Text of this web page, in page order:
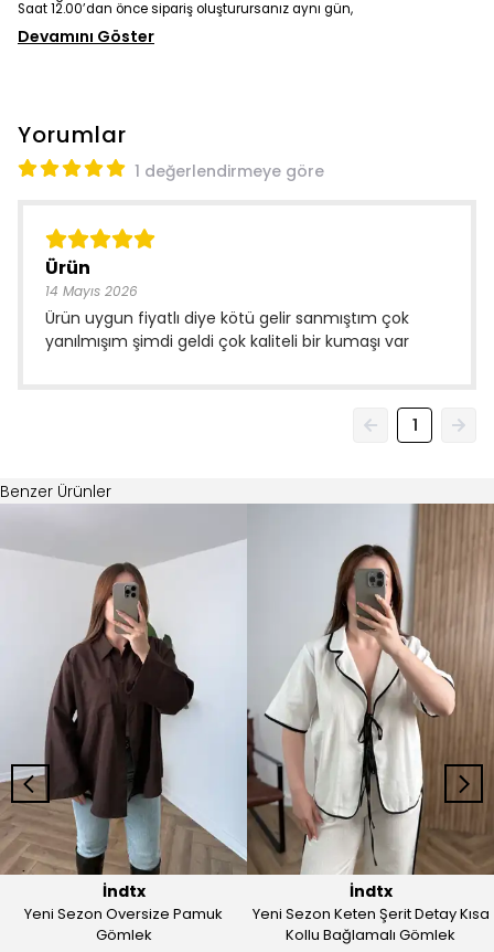
Devamını Göster
Ürün
14 Mayıs 2026
Ürün uygun fiyatlı diye kötü gelir sanmıştım çok
yanılmışım şimdi geldi çok kaliteli bir kumaşı var
1
İndtx
Yeni Sezon Oversize Pamuk
Gömlek
İndtx
Yeni Sezon Keten Şerit Detay Kısa
Kollu Bağlamalı Gömlek